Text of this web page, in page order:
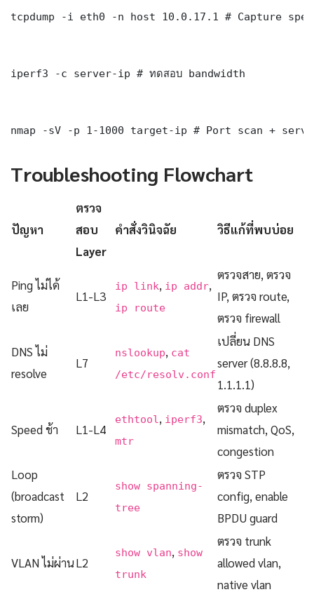
tcpdump -i eth0 -n host 10.0.17.1 # Capture
iperf3 -c server-ip # ทดสอบ bandwidth
nmap -sV -p 1-1000 target-ip # Port scan +
Troubleshooting Flowchart
ปัญหา
ตรวจ
สอบ
Layer
คำสั่งวินิจฉัย วิธีแก้ที่พบบ่อย
Ping ไม่ได้
เลย
L1-L3
ip link, ip addr,
ip route
ตรวจสาย, ตรวจ
IP, ตรวจ route,
ตรวจ firewall
DNS ไม่
resolve
L7
nslookup, cat
/etc/resolv.conf
เปลี่ยน DNS
server (8.8.8.8,
1.1.1.1)
Speed ช้า L1-L4
ethtool , iperf3,
mtr
ตรวจ duplex
mismatch, QoS,
congestion
Loop
(broadcast
storm)
L2
show spanning-
tree
ตรวจ STP
config, enable
BPDU guard
VLAN ไม่ผ่านL2
show vlan, show
trunk
ตรวจ trunk
allowed vlan,
native vlan